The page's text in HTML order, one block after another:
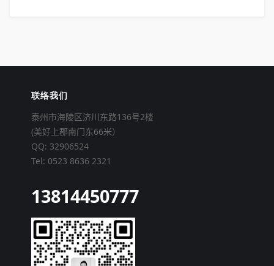
联络我们
泰州市海陵区济川东路136号2楼
(美好上郡南门东66米）
QQ: 32906524
Tel: 0523 8636 2321
13814450777